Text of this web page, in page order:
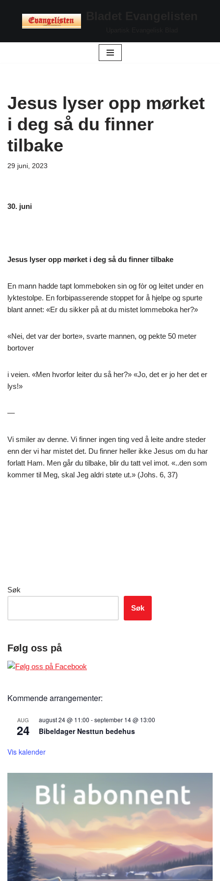
Hopp
Jesus lyser opp mørket
i deg så du finner
tilbake
29 juni, 2023
30. juni
Jesus lyser opp mørket i deg så du finner tilbake
En mann hadde tapt lommeboken sin og fòr og leitet under en
lyktestolpe. En forbipasserende stoppet for å hjelpe og spurte
blant annet: «Er du sikker på at du mistet lommeboka her?»
«Nei, det var der borte», svarte mannen, og pekte 50 meter
bortover
i veien. «Men hvorfor leiter du så her?» «Jo, det er jo her det er
lys!»
—
Vi smiler av denne. Vi finner ingen ting ved å leite andre steder
enn der vi har mistet det. Du finner heller ikke Jesus om du har
forlatt Ham. Men går du tilbake, blir du tatt vel imot. «..den som
kommer til Meg, skal Jeg aldri støte ut.» (Johs. 6, 37)
Søk
Søk
Følg oss på
Kommende arrangementer:
AUG
24
august 24 @ 11:00 -september 14 @ 13:00
Bibeldager Nesttun bedehus
Vis kalender